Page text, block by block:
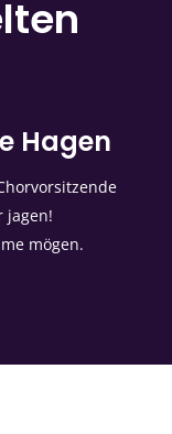
Hagen
jagen!
mögen.